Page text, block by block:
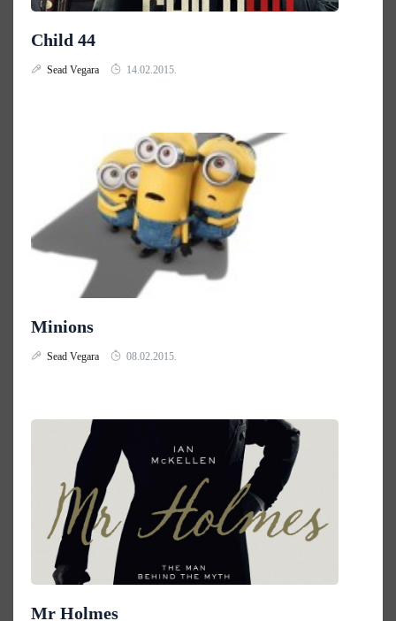
Child 44
Sead Vegara 14.02.2015.
Minions
Sead Vegara 08.02.2015.
Mr Holmes